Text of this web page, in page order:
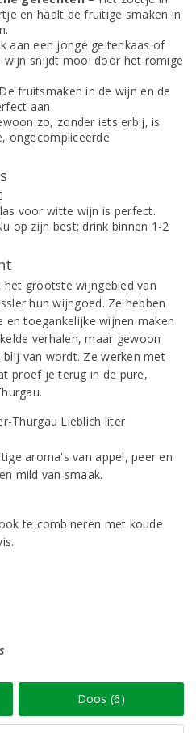
en haalt de fruitige smaken in
aan een jonge geitenkaas of
wijn snijdt mooi door het romige
fruitsmaken in de wijn en de
aan.
zo, zonder iets erbij, is
ongecompliceerde
voor witte wijn is perfect.
op zijn best; drink binnen 1-2
het grootste wijngebied van
hun wijngoed. Ze hebben
en toegankelijke wijnen maken
verhalen, maar gewoon
van wordt. Ze werken met
proef je terug in de pure,
aroma's van appel, peer en
mild van smaak.
te combineren met koude
Doos (6)